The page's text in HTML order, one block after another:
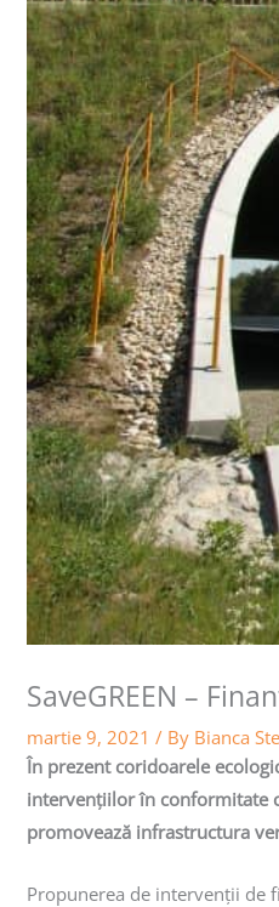
SaveGREEN –
martie 9, 2021 / By Bianca
În prezent coridoarele
intervențiilor în conformitate
promovează infrastructura
Propunerea de intervenții de